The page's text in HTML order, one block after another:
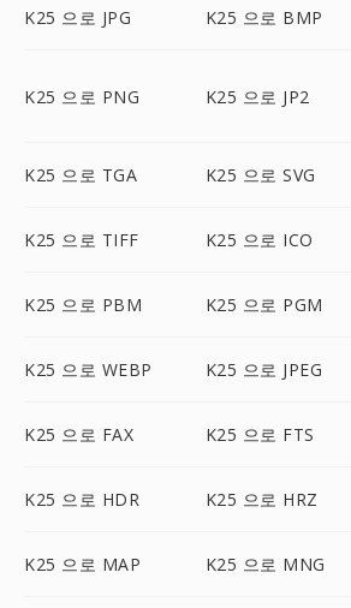
K25 으로 JPG K25 으로 BMP
K25 으로 PNG K25 으로 JP2
K25 으로 TGA K25 으로 SVG
K25 으로 TIFF K25 으로 ICO
K25 으로 PBM K25 으로 PGM
K25 으로 WEBP K25 으로 JPEG
K25 으로 FAX K25 으로 FTS
K25 으로 HDR K25 으로 HRZ
K25 으로 MAP K25 으로 MNG